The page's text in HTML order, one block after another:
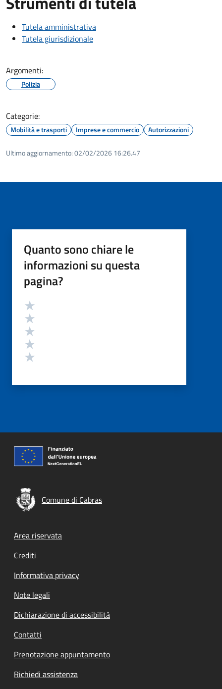
Tutela amministrativa
Tutela giurisdizionale
Argomenti:
Polizia
Categorie:
Mobilità e trasporti Imprese e commercio Autorizzazioni
Ultimo aggiornamento:02/02/2026 16:26.47
Quanto sono chiare le
informazioni su questa
pagina?
Valutazione
Comune di Cabras
Footer menu
Area riservata
Crediti
Informativa privacy
Note legali
Dichiarazione di accessibilità
Contatti
Prenotazione appuntamento
Richiedi assistenza